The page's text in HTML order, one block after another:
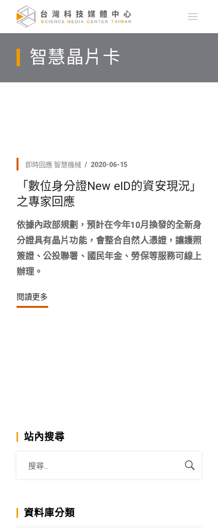
智慧晶片卡
即時回應 智慧機械 2020-06-15
「數位身分證New eID的資安現況」
之專家回應
依據內政部規劃，預計在今年10月換發的全新身
分證具有晶片功能，會整合自然人憑證，讓護照
簽證、公投聯署、國民年金、勞保等服務可線上
辦理。
閱讀更多
站內搜尋
資料庫分類